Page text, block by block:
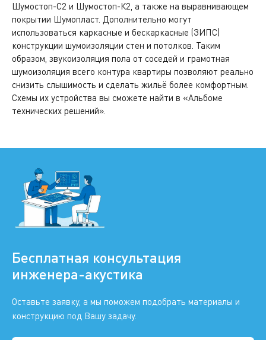
Шумостоп-С2 и Шумостоп-К2, а также на выравнивающем
покрытии Шумопласт. Дополнительно могут
использоваться каркасные и бескаркасные (ЗИПС)
конструкции шумоизоляции стен и потолков. Таким
образом, звукоизоляция пола от соседей и грамотная
шумоизоляция всего контура квартиры позволяют реально
снизить слышимость и сделать жильё более комфортным.
Схемы их устройства вы сможете найти в «Альбоме
технических решений».
Бесплатная консультация
инженера-акустика
Оставьте заявку, а мы поможем подобрать материалы и
конструкцию под Вашу задачу.